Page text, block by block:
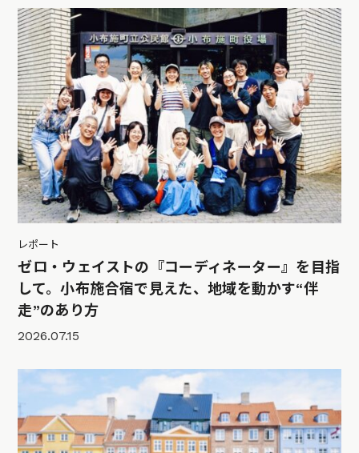
レポート
ゼロ・ウェイストの『コーディネーター』を目指
して。小布施合宿で見えた、地域を動かす“伴
走”のあり方
2026.07.15